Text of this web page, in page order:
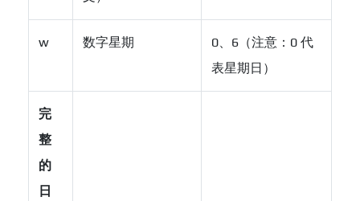
w 数字星期
0、6（注意：0 代
表星期日）
完
整
的
日